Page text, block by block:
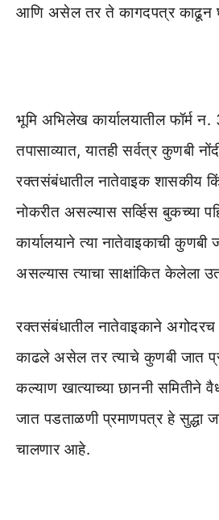
आणि असेल तर ते कागदपत्र काढून
भूमि अभिलेख कार्यालयातील फॉर्म
तपासाव्यात, यातही सर्वत्र कुणबी
रक्तसंबंधातील नातेवाइक शासकीय
नोकरीत असल्यास सर्व्हिस बुकच्या
कार्यालयाने त्या नातेवाइकाची
असल्यास त्याचा साक्षांकित केलेला
रक्तसंबंधातील नातेवाइकाने
काढले असेल तर त्याचे कुणबी जात
कल्याण खात्याच्या छाननी समितीने
जात पडताळणी प्रमाणपत्र हे सुद्धा
चालणार आहे.